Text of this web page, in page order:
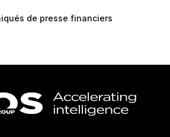
de presse financiers